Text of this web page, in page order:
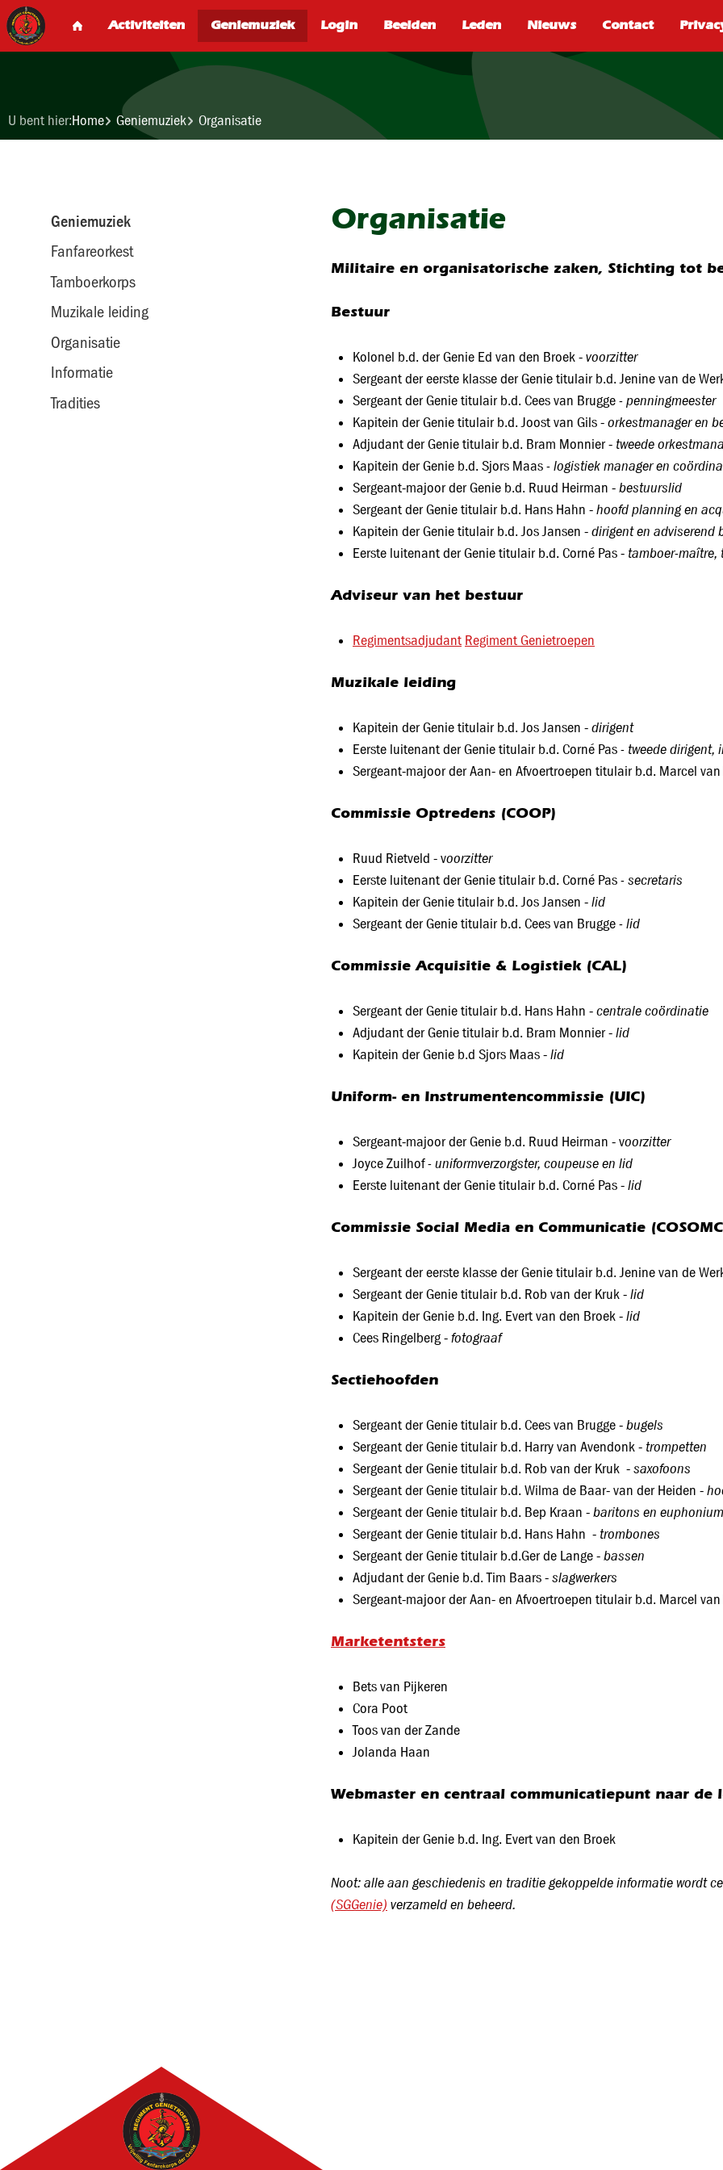
SEARCH
U bent hier:Home Geniemuziek Organisatie
Geniemuziek
Fanfareorkest
Tamboerkorps
Muzikale leiding
Organisatie
Informatie
Tradities
Organisatie
Militaire en organisatorische zaken, Stichting tot
Bestuur
Kolonel b.d. der Genie Ed van den Broek -voorzitter
Sergeant der eerste klasse der Genie titulair b.d. Jenine van de
Sergeant der Genie titulair b.d. Cees van Brugge- penningmeester
Kapitein der Genie titulair b.d. Joost van Gils -orkestmanager en
Adjudant der Genie titulair b.d. Bram Monnier - tweede
Kapitein der Genie b.d. Sjors Maas- logistiek manager en
Sergeant-majoor der Genie b.d. Ruud Heirman -bestuurslid
Sergeant der Genie titulair b.d. Hans Hahn -hoofd planning en
Kapitein der Genie titulair b.d. Jos Jansen -dirigent en adviserend
Eerste luitenant der Genie titulair b.d. Corné Pas - tamboer-maître,
Adviseur van het bestuur
Regimentsadjudant Regiment Genietroepen
Muzikale leiding
Kapitein der Genie titulair b.d. Jos Jansen -dirigent
Eerste luitenant der Genie titulair b.d. Corné Pas- tweede dirigent,
Sergeant-majoor der Aan- en Afvoertroepen titulair b.d. Marcel
Commissie Optredens (COOP)
Ruud Rietveld - voorzitter
Eerste luitenant der Genie titulair b.d. Corné Pas- secretaris
Kapitein der Genie titulair b.d. Jos Jansen -lid
Sergeant der Genie titulair b.d. Cees van Brugge- lid
Commissie Acquisitie & Logistiek (CAL)
Sergeant der Genie titulair b.d. Hans Hahn -centrale coördinatie
Adjudant der Genie titulair b.d. Bram Monnier -lid
Kapitein der Genie b.d Sjors Maas -lid
Uniform- en Instrumentencommissie (UIC)
Sergeant-majoor der Genie b.d. Ruud Heirman - voorzitter
Joyce Zuilhof- uniformverzorgster, coupeuse en lid
Eerste luitenant der Genie titulair b.d. Corné Pas -lid
Commissie Social Media en Communicatie
Sergeant der eerste klasse der Genie titulair b.d. Jenine van de
Sergeant der Genie titulair b.d. Rob van der Kruk -lid
Kapitein der Genie b.d. Ing. Evert van den Broek -lid
Cees Ringelberg -fotograaf
Sectiehoofden
Sergeant der Genie titulair b.d. Cees van Brugge -bugels
Sergeant der Genie titulair b.d. Harry van Avendonk - trompetten
Sergeant der Genie titulair b.d. Rob van der Kruk -saxofoons
Sergeant der Genie titulair b.d. Wilma de Baar- van der Heiden -
Sergeant der Genie titulair b.d. Bep Kraan -baritons en
Sergeant der Genie titulair b.d. Hans Hahn - trombones
Sergeant der Genie titulair b.d.Ger de Lange -bassen
Adjudant der Genie b.d. Tim Baars -slagwerkers
Sergeant-majoor der Aan- en Afvoertroepen titulair b.d. Marcel
Marketentsters
Bets van Pijkeren
Cora Poot
Toos van der Zande
Jolanda Haan
Webmaster en centraal communicatiepunt naar de
Kapitein der Genie b.d. Ing. Evert van den Broek
Noot: alle aan geschiedenis en traditie gekoppelde informatie wordt
(SGGenie) verzameld en beheerd.